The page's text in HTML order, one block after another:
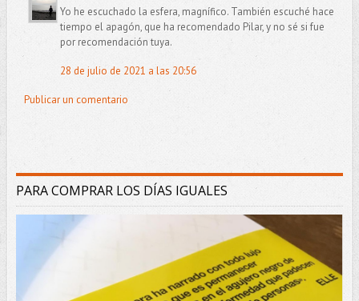
Yo he escuchado la esfera, magnífico. También escuché hace
tiempo el apagón, que ha recomendado Pilar, y no sé si fue
por recomendación tuya.
28 de julio de 2021 a las 20:56
Publicar un comentario
PARA COMPRAR LOS DÍAS IGUALES